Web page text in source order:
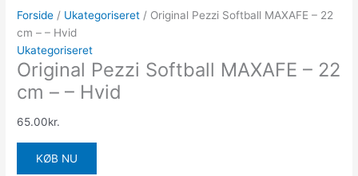
Forside / Ukategoriseret / Original Pezzi Softball MAXAFE – 22
cm – – Hvid
Ukategoriseret
Original Pezzi Softball MAXAFE – 22
cm – – Hvid
65.00kr.
KØB NU